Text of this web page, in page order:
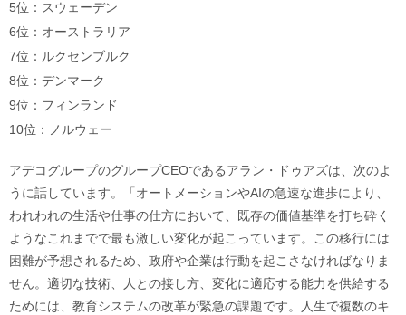
5位：スウェーデン
6位：オーストラリア
7位：ルクセンブルク
8位：デンマーク
9位：フィンランド
10位：ノルウェー
アデコグループのグループCEOであるアラン・ドゥアズは、次のよ
うに話しています。「オートメーションやAIの急速な進歩により、
われわれの生活や仕事の仕方において、既存の価値基準を打ち砕く
ようなこれまでで最も激しい変化が起こっています。この移行には
困難が予想されるため、政府や企業は行動を起こさなければなりま
せん。適切な技術、人との接し方、変化に適応する能力を供給する
ためには、教育システムの改革が緊急の課題です。人生で複数のキ